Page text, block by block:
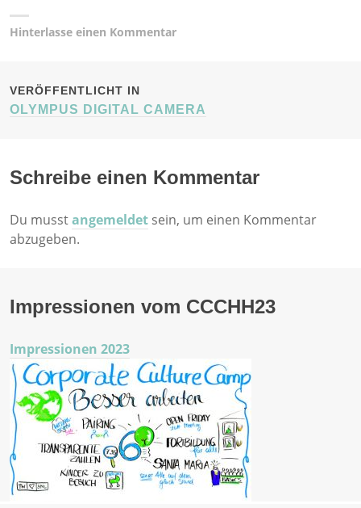
Hinterlasse einen Kommentar
BEITRAGSNAVIGATION
VERÖFFENTLICHT IN
OLYMPUS DIGITAL CAMERA
Schreibe einen Kommentar
Du musstangemeldet sein, um einen Kommentar
abzugeben.
Impressionen vom CCCHH23
Impressionen 2023